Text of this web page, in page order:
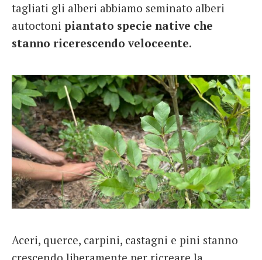
tagliati gli alberi abbiamo seminato alberi
autoctoni piantato specie native che
stanno ricerescendo veloceente.
Aceri, querce, carpini, castagni e pini stanno